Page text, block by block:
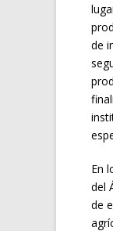
de
En
del
de